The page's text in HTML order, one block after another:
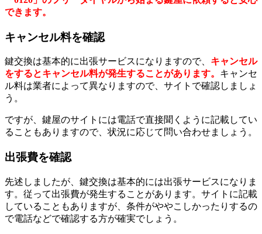
できます。
キャンセル料を確認
鍵交換は基本的に出張サービスになりますので、 キャンセル
をするとキャンセル料が発生することがあります。 キャンセ
ル料は業者によって異なりますので、サイトで確認しましょ
う。
ですが、鍵屋のサイトには電話で直接聞くように記載してい
ることもありますので、状況に応じて問い合わせましょう。
出張費を確認
先述しましたが、鍵交換は基本的には出張サービスになりま
す。従って出張費が発生することがあります。サイトに記載
していることもありますが、条件がややこしかったりするの
で電話などで確認する方が確実でしょう。